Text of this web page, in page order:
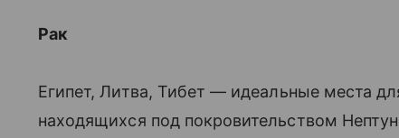
Рак
Египет, Литва, Тибет — идеальные места
находящихся под покровительством